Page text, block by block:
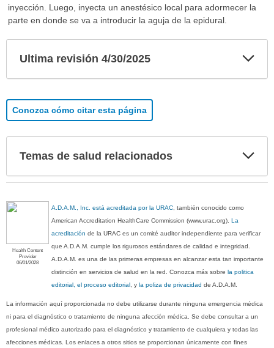
inyección. Luego, inyecta un anestésico local para adormecer la
parte en donde se va a introducir la aguja de la epidural.
Ultima revisión 4/30/2025
Conozca cómo citar esta página
Temas de salud relacionados
Health Content
Provider
06/01/2028
A.D.A.M., Inc. está acreditada por la URAC , también conocido como
American Accreditation HealthCare Commission (www.urac.org).La
acreditación de la URAC es un comité auditor independiente para verificar
que A.D.A.M. cumple los rigurosos estándares de calidad e integridad.
A.D.A.M. es una de las primeras empresas en alcanzar esta tan importante
distinción en servicios de salud en la red. Conozca más sobrela politica
editorial, el proceso editorial , yla poliza de privacidad de A.D.A.M.
La información aquí proporcionada no debe utilizarse durante ninguna emergencia médica
ni para el diagnóstico o tratamiento de ninguna afección médica. Se debe consultar a un
profesional médico autorizado para el diagnóstico y tratamiento de cualquiera y todas las
afecciones médicas. Los enlaces a otros sitios se proporcionan únicamente con fines